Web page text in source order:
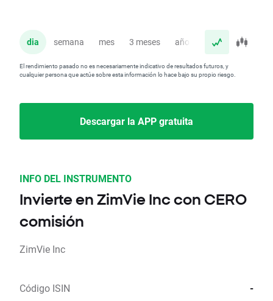
dia semana mes 3 meses año
El rendimiento pasado no es necesariamente indicativo de resultados futuros, y
cualquier persona que actúe sobre esta información lo hace bajo su propio riesgo.
Descargar la APP gratuita
INFO DEL INSTRUMENTO
Invierte en ZimVie Inc con CERO
comisión
ZimVie Inc
Código ISIN -